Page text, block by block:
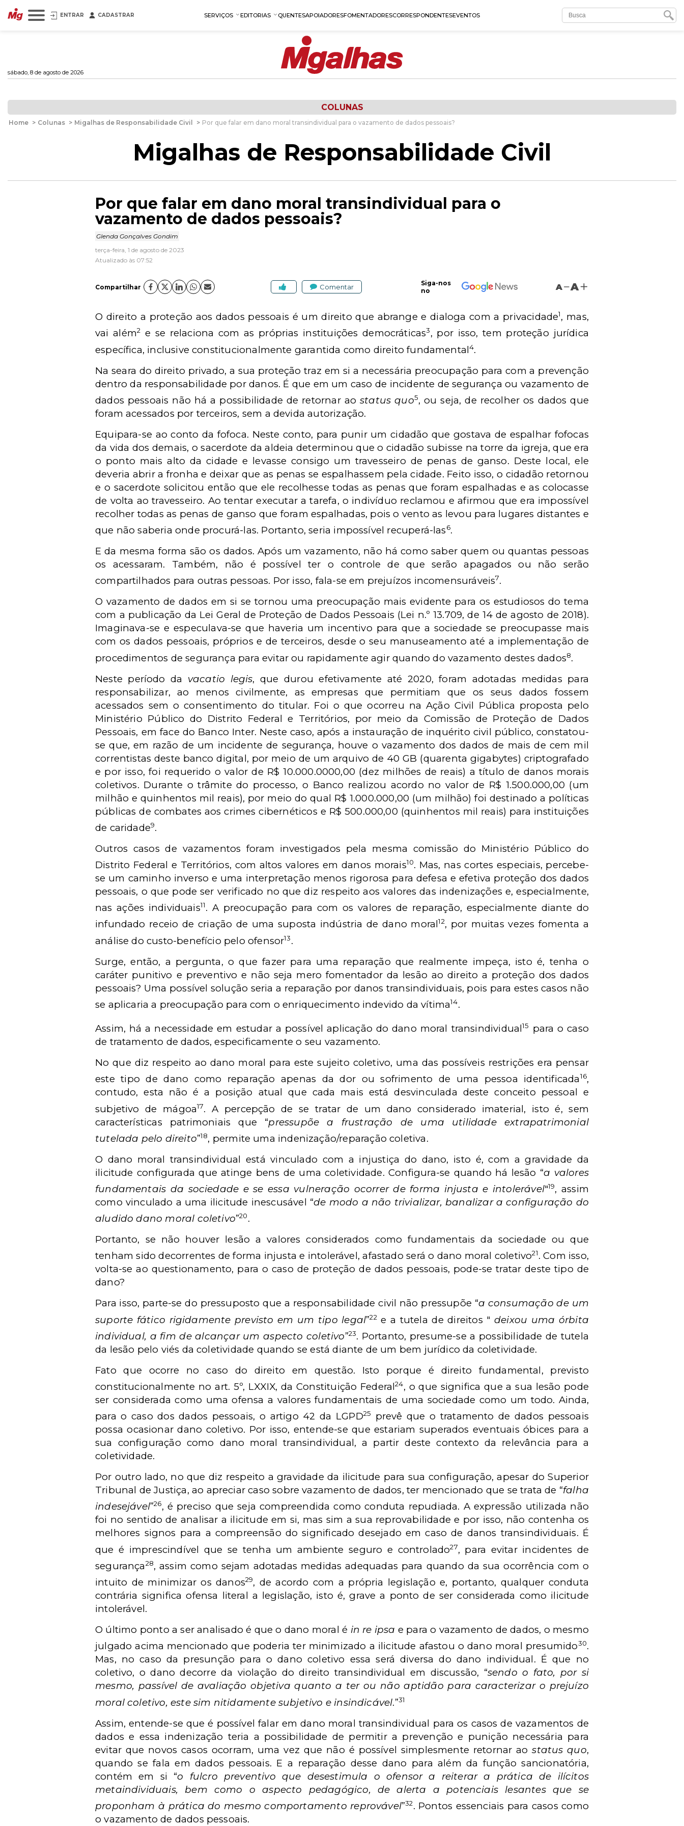
ENTRAR CADASTRAR SERVIÇOS EDITORIAS QUENTESAPOIADORESFOMENTADORESCORRESPONDENTESEVENTOS
sábado, 8 de agosto de 2026
COLUNAS
Home > Colunas > Migalhas de Responsabilidade Civil > Por que falar em dano moral transindividual para o vazamento de dados pessoais?
Migalhas de Responsabilidade Civil
Por que falar em dano moral transindividual para o
vazamento de dados pessoais?
Glenda Gonçalves Gondim
terça-feira, 1 de agosto de 2023
Atualizado às 07:52
Compartilhar Comentar
Siga-nos
no
A A
O direito a proteção aos dados pessoais é um direito que abrange e dialoga com a privacidade1, mas,
vai além2 e se relaciona com as próprias instituições democráticas3, por isso, tem proteção jurídica
específica, inclusive constitucionalmente garantida como direito fundamental4.
Na seara do direito privado, a sua proteção traz em si a necessária preocupação para com a prevenção
dentro da responsabilidade por danos. É que em um caso de incidente de segurança ou vazamento de
dados pessoais não há a possibilidade de retornar aostatus quo5, ou seja, de recolher os dados que
foram acessados por terceiros, sem a devida autorização.
Equipara-se ao conto da fofoca. Neste conto, para punir um cidadão que gostava de espalhar fofocas
da vida dos demais, o sacerdote da aldeia determinou que o cidadão subisse na torre da igreja, que era
o ponto mais alto da cidade e levasse consigo um travesseiro de penas de ganso. Deste local, ele
deveria abrir a fronha e deixar que as penas se espalhassem pela cidade. Feito isso, o cidadão retornou
e o sacerdote solicitou então que ele recolhesse todas as penas que foram espalhadas e as colocasse
de volta ao travesseiro. Ao tentar executar a tarefa, o indivíduo reclamou e afirmou que era impossível
recolher todas as penas de ganso que foram espalhadas, pois o vento as levou para lugares distantes e
que não saberia onde procurá-las. Portanto, seria impossível recuperá-las6.
E da mesma forma são os dados. Após um vazamento, não há como saber quem ou quantas pessoas
os acessaram. Também, não é possível ter o controle de que serão apagados ou não serão
compartilhados para outras pessoas. Por isso, fala-se em prejuízos incomensuráveis7.
O vazamento de dados em si se tornou uma preocupação mais evidente para os estudiosos do tema
com a publicação da Lei Geral de Proteção de Dados Pessoais (Lei n.º 13.709, de 14 de agosto de 2018).
Imaginava-se e especulava-se que haveria um incentivo para que a sociedade se preocupasse mais
com os dados pessoais, próprios e de terceiros, desde o seu manuseamento até a implementação de
procedimentos de segurança para evitar ou rapidamente agir quando do vazamento destes dados8.
Neste período da vacatio legis, que durou efetivamente até 2020, foram adotadas medidas para
responsabilizar, ao menos civilmente, as empresas que permitiam que os seus dados fossem
acessados sem o consentimento do titular. Foi o que ocorreu na Ação Civil Pública proposta pelo
Ministério Público do Distrito Federal e Territórios, por meio da Comissão de Proteção de Dados
Pessoais, em face do Banco Inter. Neste caso, após a instauração de inquérito civil público, constatou-
se que, em razão de um incidente de segurança, houve o vazamento dos dados de mais de cem mil
correntistas deste banco digital, por meio de um arquivo de 40 GB (quarenta gigabytes) criptografado
e por isso, foi requerido o valor de R$ 10.000.0000,00 (dez milhões de reais) a título de danos morais
coletivos. Durante o trâmite do processo, o Banco realizou acordo no valor de R$ 1.500.000,00 (um
milhão e quinhentos mil reais), por meio do qual R$ 1.000.000,00 (um milhão) foi destinado a políticas
públicas de combates aos crimes cibernéticos e R$ 500.000,00 (quinhentos mil reais) para instituições
de caridade9.
Outros casos de vazamentos foram investigados pela mesma comissão do Ministério Público do
Distrito Federal e Territórios, com altos valores em danos morais10. Mas, nas cortes especiais, percebe-
se um caminho inverso e uma interpretação menos rigorosa para defesa e efetiva proteção dos dados
pessoais, o que pode ser verificado no que diz respeito aos valores das indenizações e, especialmente,
nas ações individuais11. A preocupação para com os valores de reparação, especialmente diante do
infundado receio de criação de uma suposta indústria de dano moral12, por muitas vezes fomenta a
análise do custo-benefício pelo ofensor13.
Surge, então, a pergunta, o que fazer para uma reparação que realmente impeça, isto é, tenha o
caráter punitivo e preventivo e não seja mero fomentador da lesão ao direito a proteção dos dados
pessoais? Uma possível solução seria a reparação por danos transindividuais, pois para estes casos não
se aplicaria a preocupação para com o enriquecimento indevido da vítima14.
Assim, há a necessidade em estudar a possível aplicação do dano moral transindividual15
para o caso
de tratamento de dados, especificamente o seu vazamento.
No que diz respeito ao dano moral para este sujeito coletivo, uma das possíveis restrições era pensar
este tipo de dano como reparação apenas da dor ou sofrimento de uma pessoa identificada16,
contudo, esta não é a posição atual que cada mais está desvinculada deste conceito pessoal e
subjetivo de mágoa17. A percepção de se tratar de um dano considerado imaterial, isto é, sem
características patrimoniais que “pressupõe a frustração de uma utilidade extrapatrimonial
tutelada pelo direito”18, permite uma indenização/reparação coletiva.
O dano moral transindividual está vinculado com a injustiça do dano, isto é, com a gravidade da
ilicitude configurada que atinge bens de uma coletividade. Configura-se quando há lesão “a valores
fundamentais da sociedade e se essa vulneração ocorrer de forma injusta e intolerável"19, assim
como vinculado a uma ilicitude inescusável “de modo a não trivializar, banalizar a configuração do
aludido dano moral coletivo”20.
Portanto, se não houver lesão a valores considerados como fundamentais da sociedade ou que
tenham sido decorrentes de forma injusta e intolerável, afastado será o dano moral coletivo21. Com isso,
volta-se ao questionamento, para o caso de proteção de dados pessoais, pode-se tratar deste tipo de
dano?
Para isso, parte-se do pressuposto que a responsabilidade civil não pressupõe “a consumação de um
suporte fático rigidamente previsto em um tipo legal”22e a tutela de direitos "deixou uma órbita
individual, a fim de alcançar um aspecto coletivo”23. Portanto, presume-se a possibilidade de tutela
da lesão pelo viés da coletividade quando se está diante de um bem jurídico da coletividade.
Fato que ocorre no caso do direito em questão. Isto porque é direito fundamental, previsto
constitucionalmente no art. 5º, LXXIX, da Constituição Federal24, o que significa que a sua lesão pode
ser considerada como uma ofensa a valores fundamentais de uma sociedade como um todo. Ainda,
para o caso dos dados pessoais, o artigo 42 da LGPD25
prevê que o tratamento de dados pessoais
possa ocasionar dano coletivo. Por isso, entende-se que estariam superados eventuais óbices para a
sua configuração como dano moral transindividual, a partir deste contexto da relevância para a
coletividade.
Por outro lado, no que diz respeito a gravidade da ilicitude para sua configuração, apesar do Superior
Tribunal de Justiça, ao apreciar caso sobre vazamento de dados, ter mencionado que se trata de “falha
indesejável”26, é preciso que seja compreendida como conduta repudiada. A expressão utilizada não
foi no sentido de analisar a ilicitude em si, mas sim a sua reprovabilidade e por isso, não contenha os
melhores signos para a compreensão do significado desejado em caso de danos transindividuais. É
que é imprescindível que se tenha um ambiente seguro e controlado27, para evitar incidentes de
segurança28, assim como sejam adotadas medidas adequadas para quando da sua ocorrência com o
intuito de minimizar os danos29, de acordo com a própria legislação e, portanto, qualquer conduta
contrária significa ofensa literal a legislação, isto é, grave a ponto de ser considerada como ilicitude
intolerável.
O último ponto a ser analisado é que o dano moral é in re ipsa e para o vazamento de dados, o mesmo
julgado acima mencionado que poderia ter minimizado a ilicitude afastou o dano moral presumido30.
Mas, no caso da presunção para o dano coletivo essa será diversa do dano individual. É que no
coletivo, o dano decorre da violação do direito transindividual em discussão, “sendo o fato, por si
mesmo, passível de avaliação objetiva quanto a ter ou não aptidão para caracterizar o prejuízo
moral coletivo, este sim nitidamente subjetivo e insindicável.”31
Assim, entende-se que é possível falar em dano moral transindividual para os casos de vazamentos de
dados e essa indenização teria a possibilidade de permitir a prevenção e punição necessária para
evitar que novos casos ocorram, uma vez que não é possível simplesmente retornar aostatus quo,
quando se fala em dados pessoais. E a reparação desse dano para além da função sancionatória,
contém em si “o fulcro preventivo que desestimula o ofensor a reiterar a prática de ilícitos
metaindividuais, bem como o aspecto pedagógico, de alerta a potenciais lesantes que se
proponham à prática do mesmo comportamento reprovável”32. Pontos essenciais para casos como
o vazamento de dados pessoais.